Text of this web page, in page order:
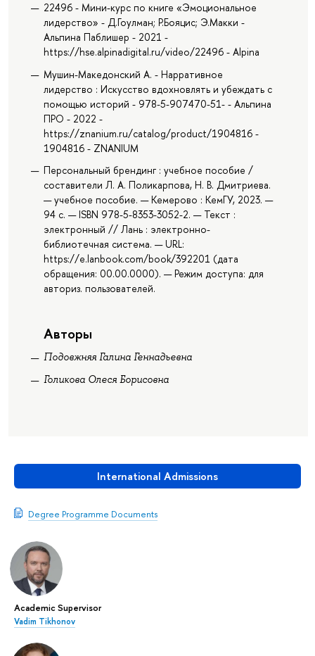
International Admissions
Degree Programme Documents
Academic Supervisor
Vadim Tikhonov
22496 - Мини-курс по книге «Эмоциональное
лидерство» - Д.Гоулман; Р.Бояцис; Э.Макки -
Альпина Паблишер - 2021 -
https://hse.alpinadigital.ru/video/22496 - Alpina
Мушин-Македонский А. - Нарративное
лидерство : Искусство вдохновлять и убеждать с
помощью историй - 978-5-907470-51- - Альпина
ПРО - 2022 -
https://znanium.ru/catalog/product/1904816 -
1904816 - ZNANIUM
Персональный брендинг : учебное пособие /
составители Л. А. Поликарпова, Н. В. Дмитриева.
— учебное пособие. — Кемерово : КемГУ, 2023. —
94 с. — ISBN 978-5-8353-3052-2. — Текст :
электронный // Лань : электронно-
библиотечная система. — URL:
https://e.lanbook.com/book/392201 (дата
обращения: 00.00.0000). — Режим доступа: для
авториз. пользователей.
Авторы
Подовжняя Галина Геннадьевна
Голикова Олеся Борисовна